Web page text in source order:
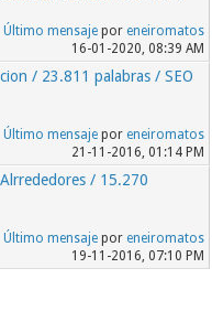
Último mensajepor eneiromatos
16-01-2020, 08:39 AM
/ 23.811 palabras / SEO
Último mensajepor eneiromatos
21-11-2016, 01:14 PM
/ 15.270
Último mensajepor eneiromatos
19-11-2016, 07:10 PM